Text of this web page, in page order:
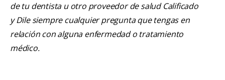
de tu dentista u otro proveedor de salud Calificado
y Dile siempre cualquier pregunta que tengas en
relación con alguna enfermedad o tratamiento
médico.